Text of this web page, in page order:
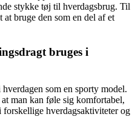
stykke tøj til hverdagsbrug. Til
at bruge den som en del af et
bruges i
som en sporty model.
man kan føle sig komfortabel,
hverdagsaktiviteter og